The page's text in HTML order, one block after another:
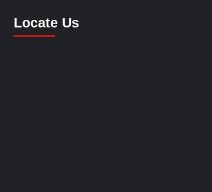
Locate Us